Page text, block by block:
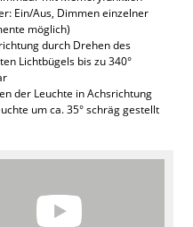
Ein/Aus, Dimmen einzelner
möglich)
durch Drehen des
Lichtbügels bis zu 340°
der Leuchte in Achsrichtung
um ca. 35° schräg gestellt